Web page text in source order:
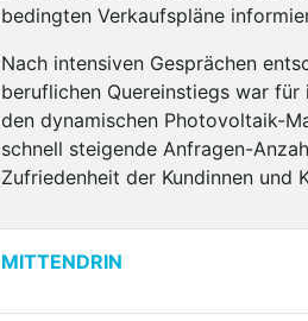
bedingten Verkaufspläne
Nach intensiven Gesprächen
beruflichen Quereinstiegs war
den dynamischen Photovoltaik-
schnell steigende Anfragen-
Zufriedenheit der Kundinnen und
MITTENDRIN